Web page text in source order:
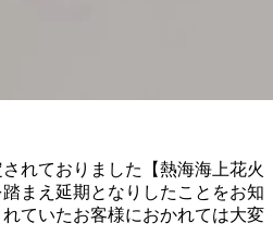
れておりました【熱海海上花火
まえ延期となりしたことをお知
ていたお客様におかれては大変